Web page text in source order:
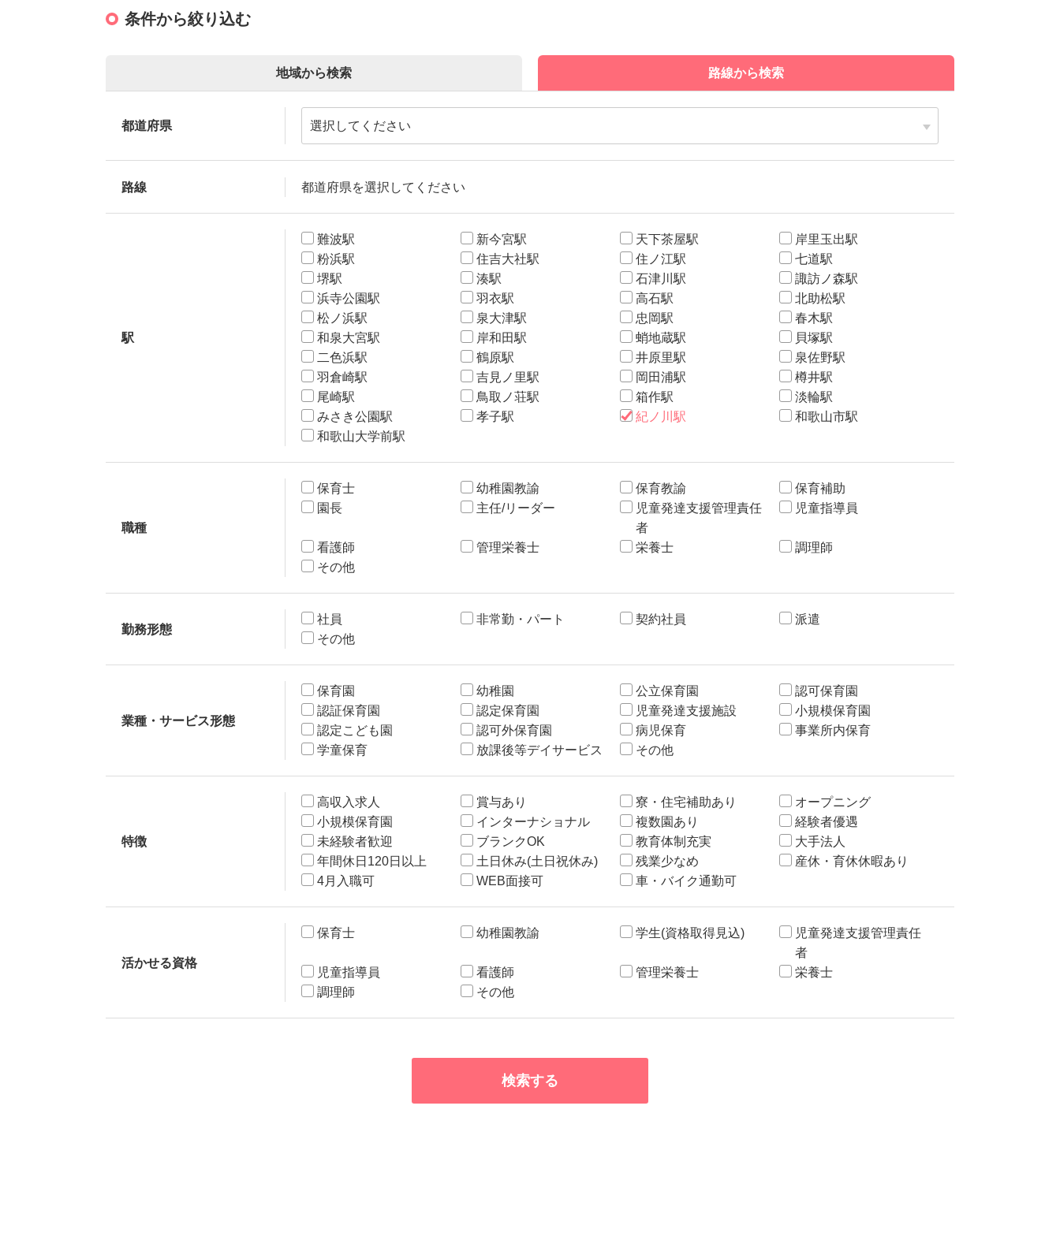
条件から絞り込む
地域から検索 路線から検索
都道府県
路線 都道府県を選択してください
駅
難波駅 新今宮駅 天下茶屋駅
岸里玉出駅
粉浜駅
住吉大社駅 住ノ江駅
七道駅
堺駅
湊駅 石津川駅
諏訪ノ森駅
浜寺公園駅
羽衣駅 高石駅
北助松駅
松ノ浜駅
泉大津駅 忠岡駅
春木駅
和泉大宮駅
岸和田駅 蛸地蔵駅
貝塚駅
二色浜駅
鶴原駅 井原里駅
泉佐野駅
羽倉崎駅
吉見ノ里駅 岡田浦駅
樽井駅
尾崎駅
鳥取ノ荘駅 箱作駅
淡輪駅
みさき公園駅
孝子駅 紀ノ川駅
和歌山市駅
和歌山大学前駅
職種
保育士 幼稚園教諭 保育教諭
保育補助
園長
主任/リーダー
児童発達支援管理責任
者
児童指導員
看護師 管理栄養士 栄養士
調理師
その他
勤務形態
社員 非常勤・パート 契約社員
派遣
その他
業種・サービス形態
保育園 幼稚園 公立保育園
認可保育園
認証保育園
認定保育園 児童発達支援施設
小規模保育園
認定こども園
認可外保育園 病児保育
事業所内保育
学童保育
放課後等デイサービス その他
特徴
高収入求人 賞与あり 寮・住宅補助あり
オープニング
小規模保育園
インターナショナル 複数園あり
経験者優遇
未経験者歓迎
ブランクOK 教育体制充実
大手法人
年間休日120日以上
土日休み(土日祝休み) 残業少なめ
産休・育休休暇あり
4月入職可
WEB面接可 車・バイク通勤可
活かせる資格
保育士 幼稚園教諭 学生(資格取得見込)
児童発達支援管理責任
者
児童指導員
看護師 管理栄養士
栄養士
調理師
その他